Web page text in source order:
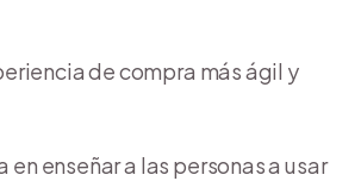
de compra más ágil y
enseñar a las personas a usar